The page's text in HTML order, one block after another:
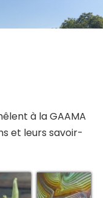
à la GAAMA
et leurs savoir-